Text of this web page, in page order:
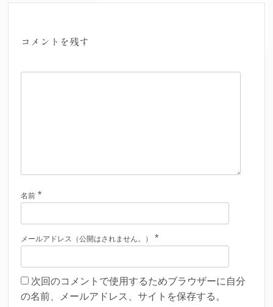
コメントを残す
名前 *
メールアドレス（公開はされません。） *
次回のコメントで使用するためブラウザーに自分
の名前、メールアドレス、サイトを保存する。